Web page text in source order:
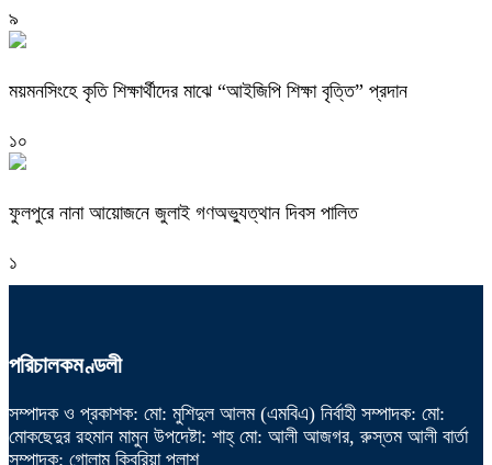
৯
ময়মনসিংহে কৃতি শিক্ষার্থীদের মাঝে “আইজিপি শিক্ষা বৃত্তি” প্রদান
১০
ফুলপুরে নানা আয়োজনে জুলাই গণঅভ্যুত্থান দিবস পালিত
১
পরিচালকমণ্ডলী
সম্পাদক ও প্রকাশক: মো: মুশিদুল আলম (এমবিএ) নির্বাহী সম্পাদক: মো:
মোকছেদুর রহমান মামুন উপদেষ্টা: শাহ্ মো: আলী আজগর, রুস্তম আলী বার্তা
সম্পাদক: গোলাম কিবরিয়া পলাশ